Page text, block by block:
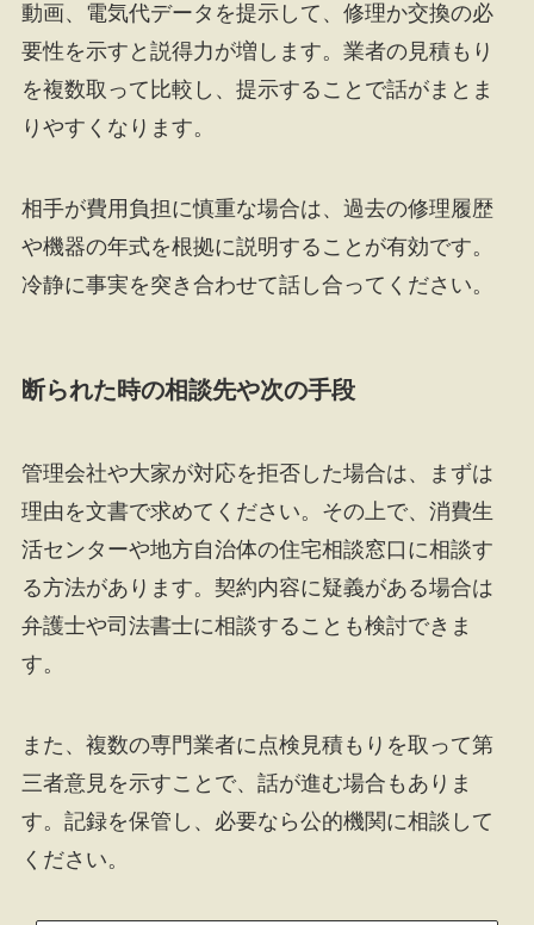
動画、電気代データを提示して、修理か交換の必
要性を示すと説得力が増します。業者の見積もり
を複数取って比較し、提示することで話がまとま
りやすくなります。
相手が費用負担に慎重な場合は、過去の修理履歴
や機器の年式を根拠に説明することが有効です。
冷静に事実を突き合わせて話し合ってください。
断られた時の相談先や次の手段
管理会社や大家が対応を拒否した場合は、まずは
理由を文書で求めてください。その上で、消費生
活センターや地方自治体の住宅相談窓口に相談す
る方法があります。契約内容に疑義がある場合は
弁護士や司法書士に相談することも検討できま
す。
また、複数の専門業者に点検見積もりを取って第
三者意見を示すことで、話が進む場合もありま
す。記録を保管し、必要なら公的機関に相談して
ください。